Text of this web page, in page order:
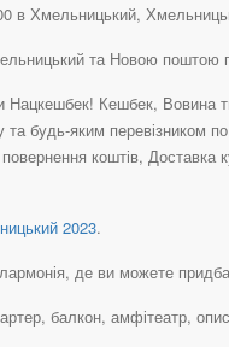
в Хмельницький,
та Новою поштою
Кешбек, Вовина
будь-яким перевізником
коштів,
2023.
де ви можете
балкон, амфітеатр,